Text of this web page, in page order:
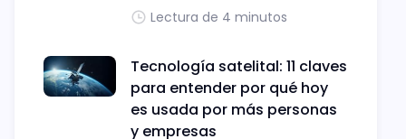
Lectura de 4 minutos
Tecnología satelital: 11 claves
para entender por qué hoy
es usada por más personas
y empresas